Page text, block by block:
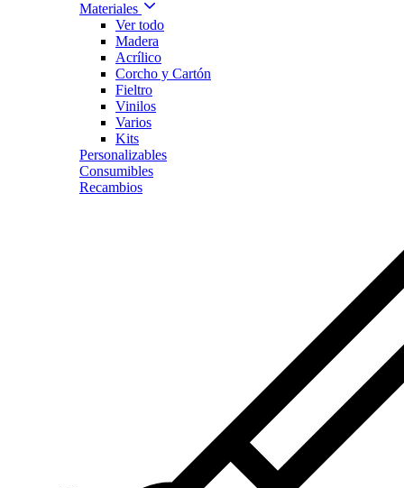
Materiales
Ver todo
Madera
Acrílico
Corcho y Cartón
Fieltro
Vinilos
Varios
Kits
Personalizables
Consumibles
Recambios